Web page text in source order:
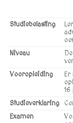
Studiebelasting
Niveau
Vooropleiding
Er
16
Studieverklaring
Examen